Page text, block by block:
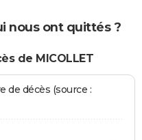
nous ont quittés ?
de MICOLLET
de décès (source :